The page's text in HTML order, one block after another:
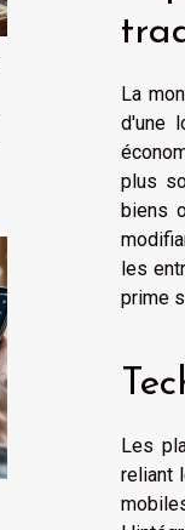
La
d'une
plus
biens
les
prime
Les
reliant